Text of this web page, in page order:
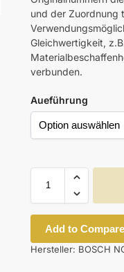
und der Zuordnung
Gleichwertigkeit,
verbunden.
Aueführung
Add to Compare
Hersteller: BOSCH